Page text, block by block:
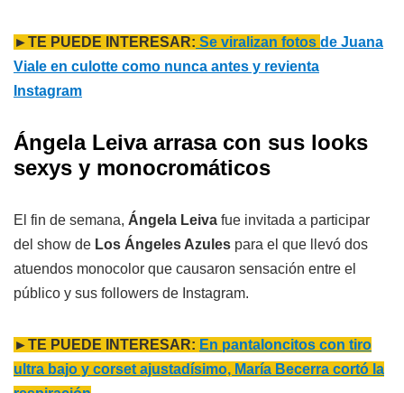
►TE PUEDE INTERESAR: Se viralizan fotos de Juana
Viale en culotte como nunca antes y revienta
Instagram
Ángela Leiva arrasa con sus looks
sexys y monocromáticos
El fin de semana, Ángela Leiva fue invitada a participar
del show de Los Ángeles Azules para el que llevó dos
atuendos monocolor que causaron sensación entre el
público y sus followers de Instagram.
►TE PUEDE INTERESAR: En pantaloncitos con tiro
ultra bajo y corset ajustadísimo, María Becerra cortó la